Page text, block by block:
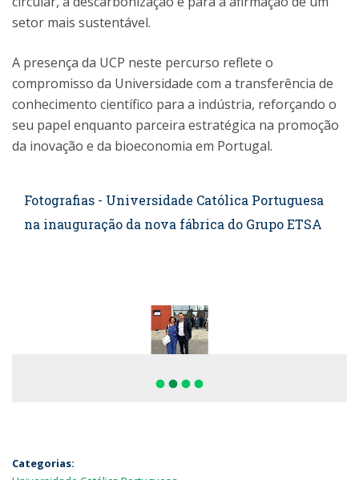
setor mais sustentável.
A presença da UCP neste percurso reflete o
compromisso da Universidade com a transferência de
conhecimento científico para a indústria, reforçando o
seu papel enquanto parceira estratégica na promoção
da inovação e da bioeconomia em Portugal.
Fotografias - Universidade Católica Portuguesa
na inauguração da nova fábrica do Grupo ETSA
fiber_manual_record fiber_manual_record fiber_manual_record fiber_manual_record
Categorias: